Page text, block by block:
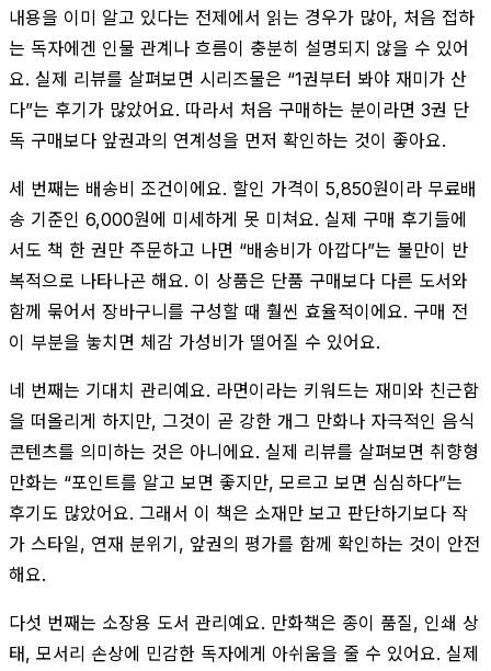
내용을 이미 알고 있다는 전제에서 읽는 경우가 많아, 처음 접하
는 독자에겐 인물 관계나 흐름이 충분히 설명되지 않을 수 있어
요. 실제 리뷰를 살펴보면 시리즈물은 “1권부터 봐야 재미가 산
다”는 후기가 많았어요. 따라서 처음 구매하는 분이라면 3권 단
독 구매보다 앞권과의 연계성을 먼저 확인하는 것이 좋아요.
세 번째는 배송비 조건이에요. 할인 가격이 5,850원이라 무료배
송 기준인 6,000원에 미세하게 못 미쳐요. 실제 구매 후기들에
서도 책 한 권만 주문하고 나면 “배송비가 아깝다”는 불만이 반
복적으로 나타나곤 해요. 이 상품은 단품 구매보다 다른 도서와
함께 묶어서 장바구니를 구성할 때 훨씬 효율적이에요. 구매 전
이 부분을 놓치면 체감 가성비가 떨어질 수 있어요.
네 번째는 기대치 관리예요. 라면이라는 키워드는 재미와 친근함
을 떠올리게 하지만, 그것이 곧 강한 개그 만화나 자극적인 음식
콘텐츠를 의미하는 것은 아니에요. 실제 리뷰를 살펴보면 취향형
만화는 “포인트를 알고 보면 좋지만, 모르고 보면 심심하다”는
후기도 많았어요. 그래서 이 책은 소재만 보고 판단하기보다 작
가 스타일, 연재 분위기, 앞권의 평가를 함께 확인하는 것이 안전
해요.
다섯 번째는 소장용 도서 관리예요. 만화책은 종이 품질, 인쇄 상
태, 모서리 손상에 민감한 독자에게 아쉬움을 줄 수 있어요. 실제